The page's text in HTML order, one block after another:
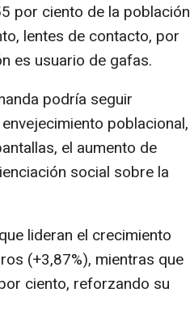
por ciento de la población
lentes de contacto, por
es usuario de gafas.
podría seguir
poblacional,
el aumento de
social sobre la
lideran el crecimiento
(+3,87%), mientras que
ciento, reforzando su